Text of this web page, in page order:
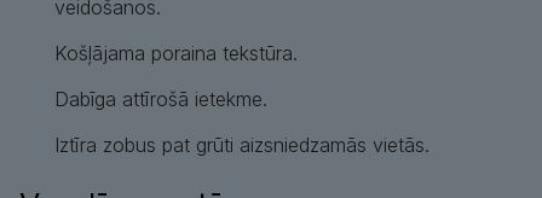
veidošanos.
Košļājama poraina tekstūra.
Dabīga attīrošā ietekme.
Iztīra zobus pat grūti aizsniedzamās vietās.